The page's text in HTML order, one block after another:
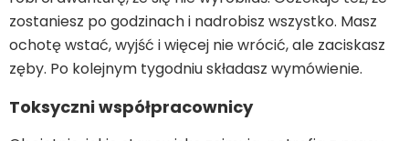
zostaniesz po godzinach i nadrobisz wszystko. Masz
ochotę wstać, wyjść i więcej nie wrócić, ale zaciskasz
zęby. Po kolejnym tygodniu składasz wymówienie.
Toksyczni współpracownicy